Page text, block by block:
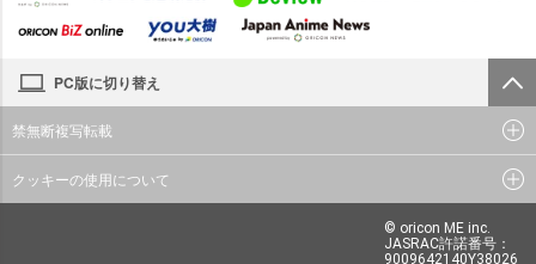
PC版に切り替え
禁無断複写転載
クッキーの使用について
© oricon ME inc.
JASRAC許諾番号：
9009642140Y38026